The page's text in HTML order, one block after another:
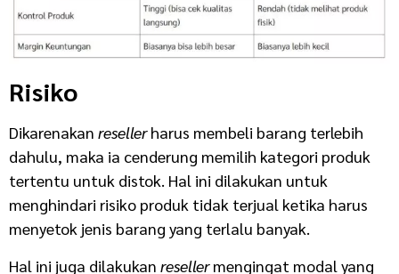
Risiko
Dikarenakan resellerharus membeli barang terlebih
dahulu, maka ia cenderung memilih kategori produk
tertentu untuk distok. Hal ini dilakukan untuk
menghindari risiko produk tidak terjual ketika harus
menyetok jenis barang yang terlalu banyak.
Hal ini juga dilakukan resellermengingat modal yang